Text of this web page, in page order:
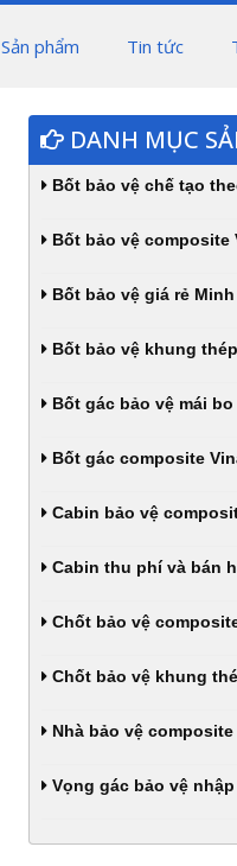
Sản phẩm Tin tức
DANH MỤC
Bốt bảo vệ chế tạo
Bốt bảo vệ composite
Bốt bảo vệ giá rẻ Minh
Bốt bảo vệ khung
Bốt gác bảo vệ mái
Bốt gác composite
Cabin bảo vệ
Cabin thu phí và bán
Chốt bảo vệ
Chốt bảo vệ khung
Nhà bảo vệ
Vọng gác bảo vệ